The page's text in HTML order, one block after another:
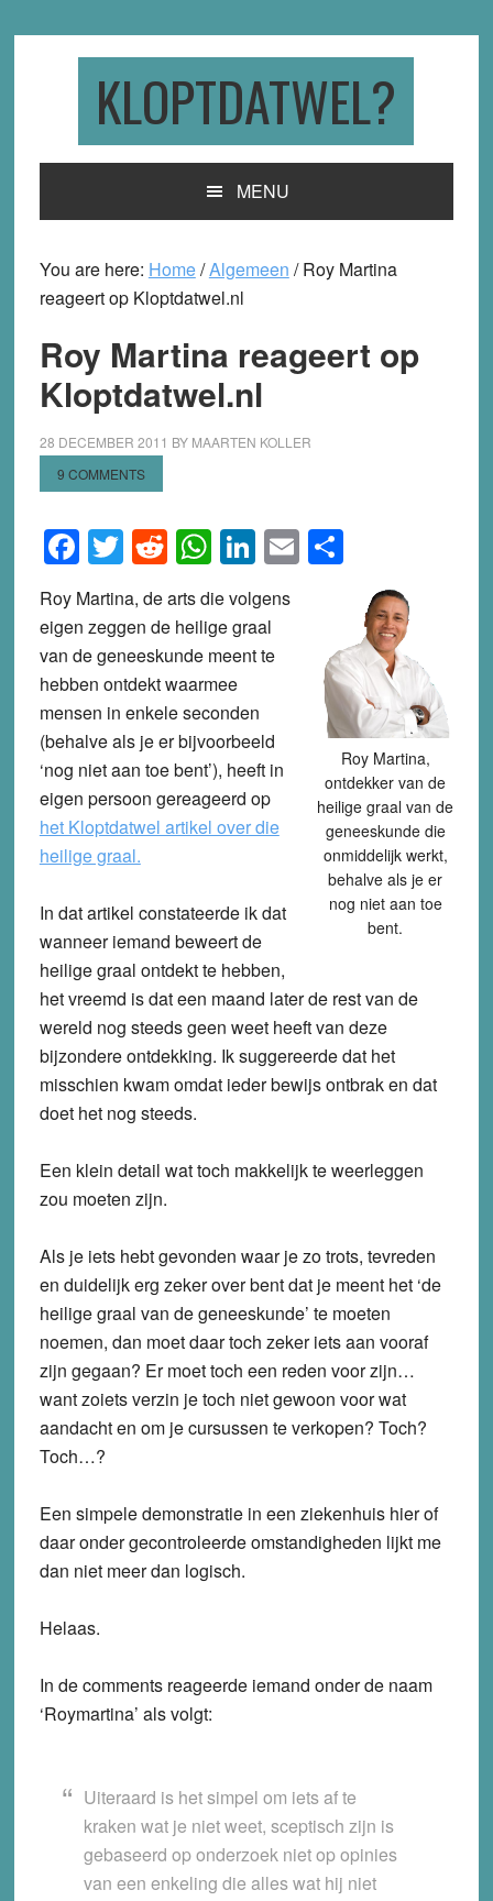
KLOPTDATWEL?
MENU
You are here: Home/Algemeen /Roy Martina
reageert op Kloptdatwel.nl
Roy Martina reageert op
Kloptdatwel.nl
28 DECEMBER 2011 BY MAARTEN KOLLER
9 COMMENTS
Facebook
Twitter
Reddit
WhatsApp
LinkedIn
EmailShare
Roy Martina,
ontdekker van de
heilige graal van de
geneeskunde die
onmiddelijk werkt,
behalve als je er
nog niet aan toe
bent.
Roy Martina, de arts die volgens
eigen zeggen de heilige graal
van de geneeskunde meent te
hebben ontdekt waarmee
mensen in enkele seconden
(behalve als je er bijvoorbeeld
‘nog niet aan toe bent’), heeft in
eigen persoon gereageerd op
het Kloptdatwel artikel over die
heilige graal.
In dat artikel constateerde ik dat
wanneer iemand beweert de
heilige graal ontdekt te hebben,
het vreemd is dat een maand later de rest van de
wereld nog steeds geen weet heeft van deze
bijzondere ontdekking. Ik suggereerde dat het
misschien kwam omdat ieder bewijs ontbrak en dat
doet het nog steeds.
Een klein detail wat toch makkelijk te weerleggen
zou moeten zijn.
Als je iets hebt gevonden waar je zo trots, tevreden
en duidelijk erg zeker over bent dat je meent het ‘de
heilige graal van de geneeskunde’ te moeten
noemen, dan moet daar toch zeker iets aan vooraf
zijn gegaan? Er moet toch een reden voor zijn…
want zoiets verzin je toch niet gewoon voor wat
aandacht en om je cursussen te verkopen? Toch?
Toch…?
Een simpele demonstratie in een ziekenhuis hier of
daar onder gecontroleerde omstandigheden lijkt me
dan niet meer dan logisch.
Helaas.
In de comments reageerde iemand onder de naam
‘Roymartina’ als volgt:
Uiteraard is het simpel om iets af te
kraken wat je niet weet, sceptisch zijn is
gebaseerd op onderzoek niet op opinies
van een enkeling die alles wat hij niet